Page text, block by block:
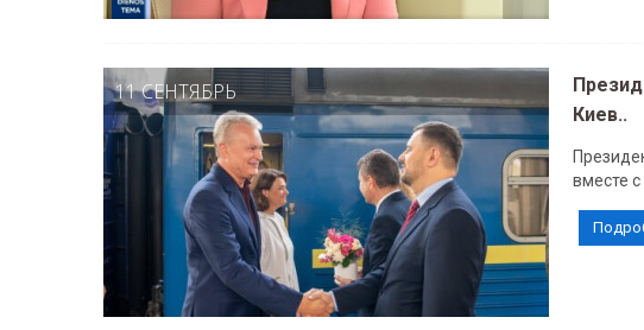
11 СЕНТЯБРЬ
Киев..
вместе